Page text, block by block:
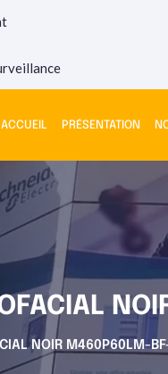
ACCUEIL PRÉSENTATION
NOIR M460P60LM-